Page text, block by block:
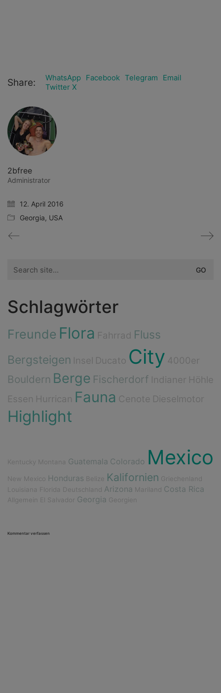
Share: WhatsApp Facebook Telegram
Email
Twitter X
2bfree
Administrator
12. April 2016
Georgia, USA
for:
Schlagwörter
Freunde Flora Fahrrad Fluss
Bergsteigen Insel Ducato City 4000er
Bouldern Berge Fischerdorf Indianer Höhle
Essen Hurrican Fauna Cenote Dieselmotor
Highlight
Kentucky Montana Guatemala Colorado Mexico
New Mexico Honduras Belize Kalifornien Griechenland
Louisiana
Florida Deutschland Arizona Mariland Costa Rica
Allgemein El Salvador Georgia Georgien
Kommentar verfassen